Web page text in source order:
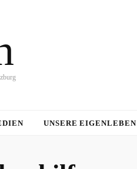
UNSERE EIGENLEBEN